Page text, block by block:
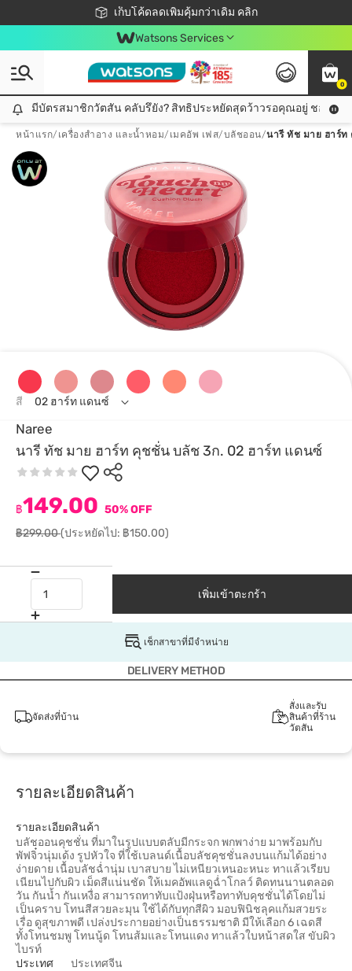
เก็บโค้ดลดเพิ่มคุ้มกว่าเดิม คลิก
ชอปออนไลน์ครั้งแรก ลดเพิ่มจุก ๆ 10%! 🎉
📦ส่งฟรี! เมื่อชอป 499฿
สมาชิกวัตสัน คลับดียังไง?
Watsons Services
0
มีบัตรสมาชิกวัตสัน คลับรึยัง? สิทธิประหยัดสุดว้าวรอคุณอยู่ ชอปคุ้มกว่าเดิม คลิก!
มีบัตรสมาชิกวัตสัน คลับรึยัง? สิทธิประหยัดสุดว้าวรอคุณอยู่ ชอปคุ้มก
หน้าแรก/ เครื่องสำอาง และน้ำหอม/ เมคอัพ เฟส/บลัชออน/นารี ทัช มาย ฮาร์
Naree
นารี ทัช มาย ฮาร์ท คุชชั่น บลัช 3ก. 02 ฮาร์ท แดนซ์
฿149.00 50% OFF
฿299.00(ประหยัดไป: ฿150.00)
สี 02 ฮาร์ท แดนซ์
เพิ่มเข้าตะกร้า
เช็กสาขาที่มีจำหน่าย
DELIVERY METHOD
จัดส่งที่บ้าน
สั่งและรับ
สินค้าที่ร้าน
วัตสัน
รายละเอียดสินค้า
รายละเอียดสินค้า
บลัชออนคุชชั่น ที่มาในรูปแบบตลับมีกระจก พกพาง่าย มาพร้อมกับ
พัฟจิ๋วนุ่มเด้ง รูปหัวใจ ที่ใช้เบลนด์เนื้อบลัชคุชชั่นลงบนแก้มได้อย่าง
ง่ายดาย เนื้อบลัชฉ่ำนุ่ม เบาสบาย ไม่เหนียวเหนอะหนะ ทาแล้วเรียบ
เนียนไปกับผิว เม็ดสีแน่นชัด ให้เมคอัพแลดูฉ่ำโกลว์ ติดทนนานตลอด
วัน กันน้ำ กันเหงื่อ สามารถทาทับแป้งฝุ่นหรือทาทับคุชชั่นได้โดยไม่
เป็นคราบ โทนสีสวยละมุน ใช้ได้กับทุกสีผิว มอบฟินิชลุคแก้มสวยระ
เรื่อ ดูสุขภาพดี เปล่งประกายอย่างเป็นธรรมชาติ มีให้เลือก 6 เฉดสี
ทั้งโทนชมพู โทนนู้ด โทนส้มและโทนแดง ทาแล้วใบหน้าสดใส ขับผิว
ไบรท์
ประเทศ
ประเทศจีน